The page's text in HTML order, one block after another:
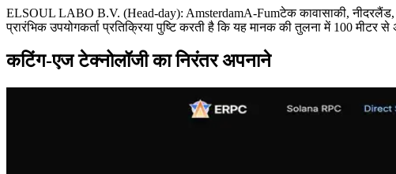
ELSOUL LABO B.V. (Head-day): AmsterdamA-Fumटेक कावासाकी,
प्रारंभिक उपयोगकर्ता प्रतिक्रिया पुष्टि करती है कि यह मानक की तुलना में 100 मीटर
कटिंग-एज टेक्नोलॉजी का निरंतर अपनाने